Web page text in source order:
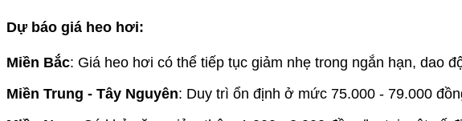
Dự báo giá heo hơi:
Miền Bắc: Giá heo hơi có thể tiếp tục giảm nhẹ trong ngắn hạn, dao
Miền Trung - Tây Nguyên: Duy trì ổn định ở mức 75.000 - 79.000